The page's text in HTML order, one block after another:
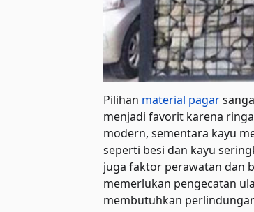
Pilihan material pagar
menjadi favorit karena
modern, sementara kayu
seperti besi dan kayu
juga faktor perawatan dan
memerlukan pengecatan
membutuhkan